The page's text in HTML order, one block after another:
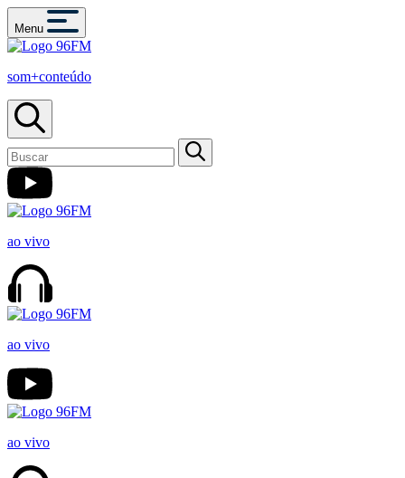
Menu
som+conteúdo
ao vivo
ao vivo
ao vivo